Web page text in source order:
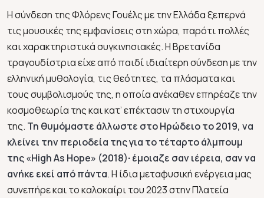
Η σύνδεση της Φλόρενς Γουέλς με την Ελλάδα ξεπερνά
τις μουσικές της εμφανίσεις στη χώρα, παρότι πολλές
και χαρακτηριστικά συγκινησιακές. Η Βρετανίδα
τραγουδίστρια είχε από παιδί ιδιαίτερη σύνδεση με την
ελληνική μυθολογία, τις θεότητες, τα πλάσματα και
τους συμβολισμούς της, η οποία ανέκαθεν επηρέαζε την
κοσμοθεωρία της και κατ’ επέκτασιν τη στιχουργία
της. Τη θυμόμαστε άλλωστε στο Ηρώδειο το 2019, να
κλείνει την περιοδεία της για το τέταρτο άλμπουμ
της «High As Hope» (2018)∙ έμοιαζε σαν ιέρεια, σαν να
ανήκε εκεί από πάντα. Η ίδια μεταφυσική ενέργεια μας
συνεπήρε και το καλοκαίρι του 2023 στην Πλατεία